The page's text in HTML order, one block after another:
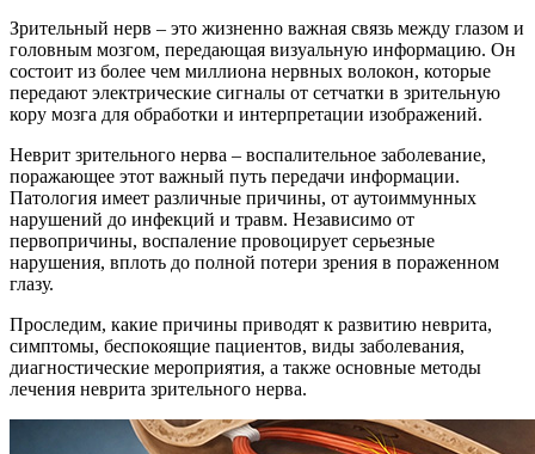
Зрительный нерв – это жизненно важная связь между глазом и
головным мозгом, передающая визуальную информацию. Он
состоит из более чем миллиона нервных волокон, которые
передают электрические сигналы от сетчатки в зрительную
кору мозга для обработки и интерпретации изображений.
Неврит зрительного нерва – воспалительное заболевание,
поражающее этот важный путь передачи информации.
Патология имеет различные причины, от аутоиммунных
нарушений до инфекций и травм. Независимо от
первопричины, воспаление провоцирует серьезные
нарушения, вплоть до полной потери зрения в пораженном
глазу.
Проследим, какие причины приводят к развитию неврита,
симптомы, беспокоящие пациентов, виды заболевания,
диагностические мероприятия, а также основные методы
лечения неврита зрительного нерва.